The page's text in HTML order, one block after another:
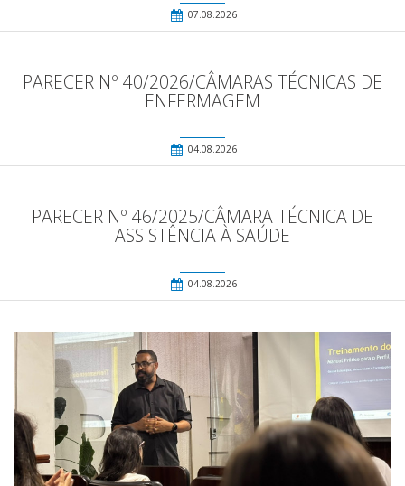
07.08.2026
PARECER Nº 40/2026/CÂMARAS TÉCNICAS DE
ENFERMAGEM
04.08.2026
PARECER Nº 46/2025/CÂMARA TÉCNICA DE
ASSISTÊNCIA À SAÚDE
04.08.2026